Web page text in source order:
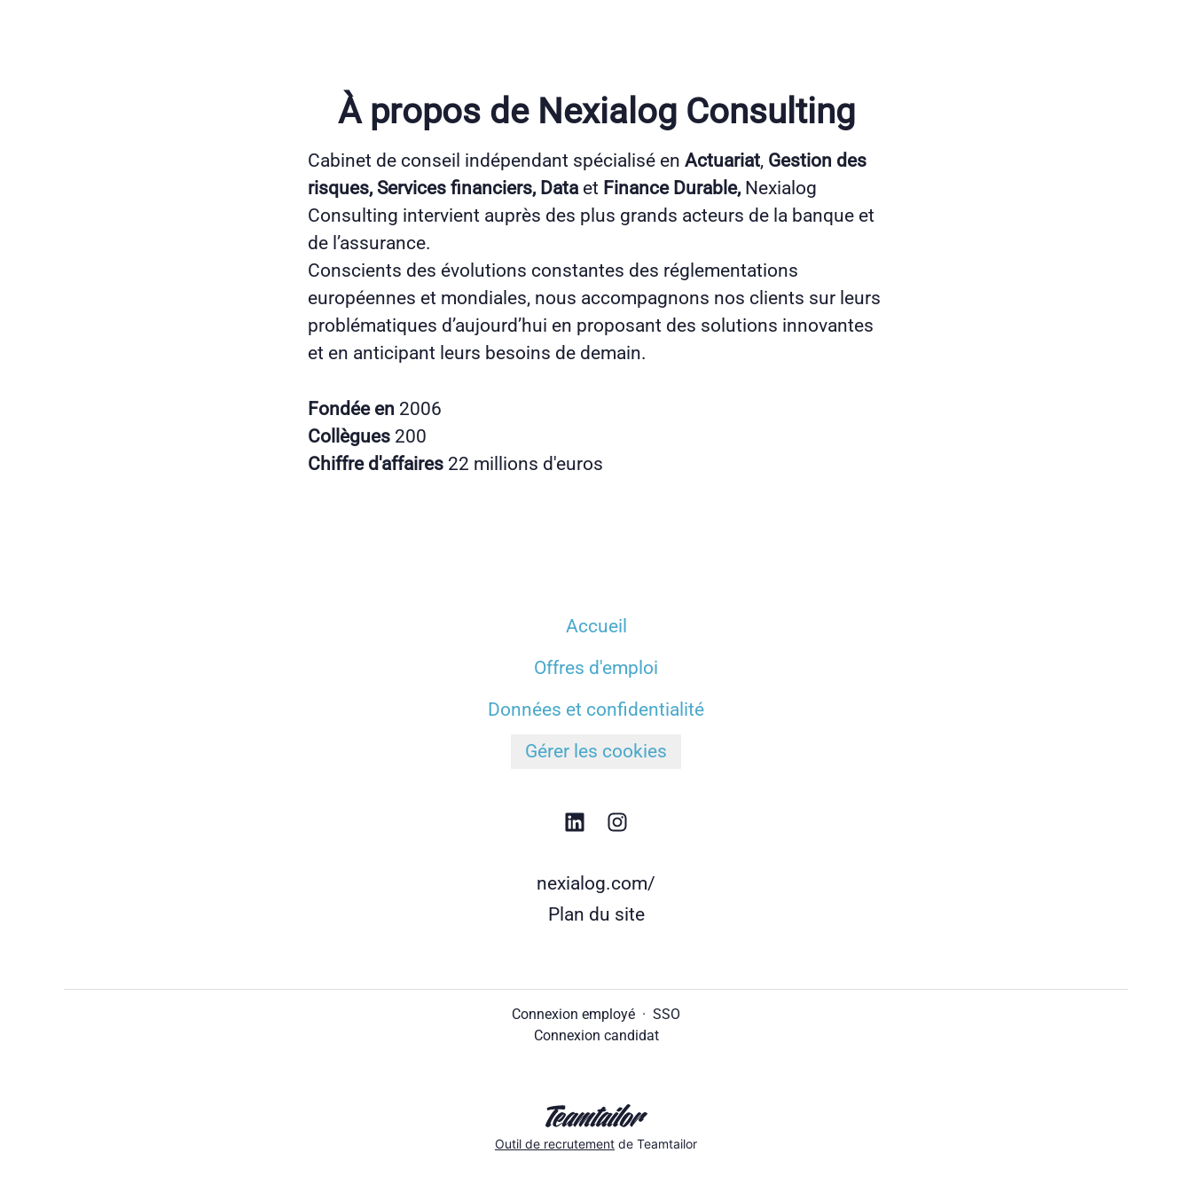
À propos de Nexialog Consulting
Cabinet de conseil indépendant spécialisé en Actuariat, Gestion des
risques, Services financiers, Data et Finance Durable, Nexialog
Consulting intervient auprès des plus grands acteurs de la banque et
de l’assurance.
Conscients des évolutions constantes des réglementations
européennes et mondiales, nous accompagnons nos clients sur leurs
problématiques d’aujourd’hui en proposant des solutions innovantes
et en anticipant leurs besoins de demain.
Fondée en 2006
Collègues 200
Chiffre d'affaires 22 millions d'euros
Accueil
Offres d'emploi
Données et confidentialité
Gérer les cookies
nexialog.com/
Plan du site
Connexion employé · SSO
Connexion candidat
Outil de recrutement de Teamtailor